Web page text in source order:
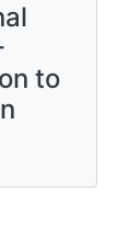
to